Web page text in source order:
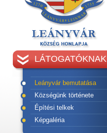
LÁTOGATÓKNAK
Leányvár bemutatása
Községünk története
Építési telkek
Képgaléria